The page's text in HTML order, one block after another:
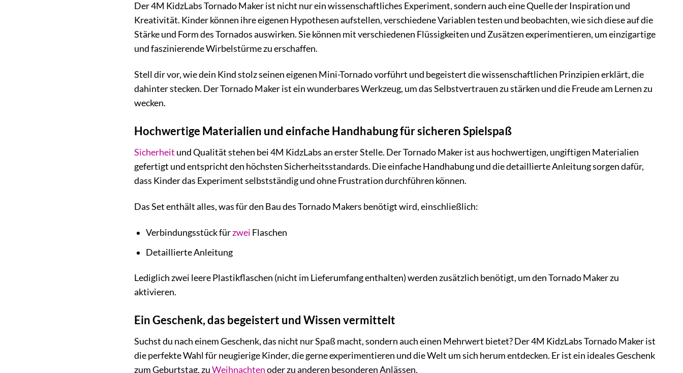
Der 4M KidzLabs Tornado Maker ist nicht nur ein wissenschaftliches Experiment, sondern auch eine Quelle der Inspiration und
Kreativität. Kinder können ihre eigenen Hypothesen aufstellen, verschiedene Variablen testen und beobachten, wie sich diese auf die
Stärke und Form des Tornados auswirken. Sie können mit verschiedenen Flüssigkeiten und Zusätzen experimentieren, um einzigartige
und faszinierende Wirbelstürme zu erschaffen.
Stell dir vor, wie dein Kind stolz seinen eigenen Mini-Tornado vorführt und begeistert die wissenschaftlichen Prinzipien erklärt, die
dahinter stecken. Der Tornado Maker ist ein wunderbares Werkzeug, um das Selbstvertrauen zu stärken und die Freude am Lernen zu
wecken.
Hochwertige Materialien und einfache Handhabung für sicheren Spielspaß
Sicherheit und Qualität stehen bei 4M KidzLabs an erster Stelle. Der Tornado Maker ist aus hochwertigen, ungiftigen Materialien
gefertigt und entspricht den höchsten Sicherheitsstandards. Die einfache Handhabung und die detaillierte Anleitung sorgen dafür,
dass Kinder das Experiment selbstständig und ohne Frustration durchführen können.
Das Set enthält alles, was für den Bau des Tornado Makers benötigt wird, einschließlich:
Verbindungsstück fürzwei Flaschen
Detaillierte Anleitung
Lediglich zwei leere Plastikflaschen (nicht im Lieferumfang enthalten) werden zusätzlich benötigt, um den Tornado Maker zu
aktivieren.
Ein Geschenk, das begeistert und Wissen vermittelt
Suchst du nach einem Geschenk, das nicht nur Spaß macht, sondern auch einen Mehrwert bietet? Der 4M KidzLabs Tornado Maker ist
die perfekte Wahl für neugierige Kinder, die gerne experimentieren und die Welt um sich herum entdecken. Er ist ein ideales Geschenk
zum Geburtstag, zuWeihnachtenoder zu anderen besonderen Anlässen.